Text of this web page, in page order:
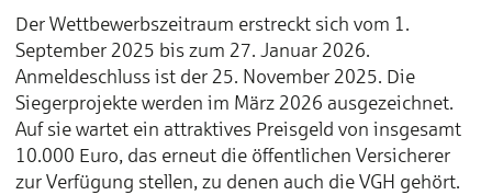
Der Wettbewerbszeitraum erstreckt sich vom 1.
September 2025 bis zum 27. Januar 2026.
Anmeldeschluss ist der 25. November 2025. Die
Siegerprojekte werden im März 2026 ausgezeichnet.
Auf sie wartet ein attraktives Preisgeld von insgesamt
10.000 Euro, das erneut die öffentlichen Versicherer
zur Verfügung stellen, zu denen auch die VGH gehört.